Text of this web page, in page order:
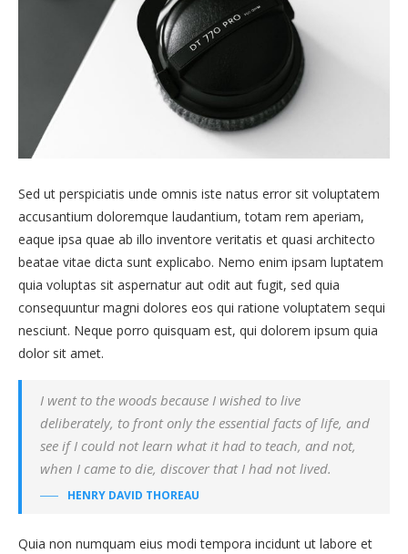
Sed ut perspiciatis unde omnis iste natus error sit voluptatem
accusantium doloremque laudantium, totam rem aperiam,
eaque ipsa quae ab illo inventore veritatis et quasi architecto
beatae vitae dicta sunt explicabo. Nemo enim ipsam luptatem
quia voluptas sit aspernatur aut odit aut fugit, sed quia
consequuntur magni dolores eos qui ratione voluptatem sequi
nesciunt. Neque porro quisquam est, qui dolorem ipsum quia
dolor sit amet.
I went to the woods because I wished to live
deliberately, to front only the essential facts of life, and
see if I could not learn what it had to teach, and not,
when I came to die, discover that I had not lived.
HENRY DAVID THOREAU
Quia non numquam eius modi tempora incidunt ut labore et